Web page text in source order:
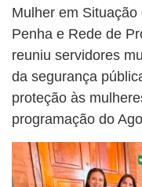
Mulher em
Penha e Rede de
reuniu servidores
da segurança
proteção às
programação do